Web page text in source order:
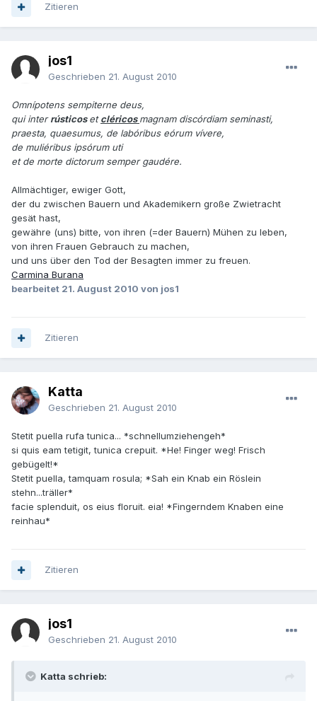
Zitieren
jos1
Geschrieben 21. August 2010
Omnípotens sempiterne deus,
qui interrústicosetcléricosmagnam discórdiam seminasti,
praesta, quaesumus, de labóribus eórum vívere,
de muliéribus ipsórum uti
et de morte dictorum semper gaudére.
Allmächtiger, ewiger Gott,
der du zwischen Bauern und Akademikern große Zwietracht
gesät hast,
gewähre (uns) bitte, von ihren (=der Bauern) Mühen zu leben,
von ihren Frauen Gebrauch zu machen,
und uns über den Tod der Besagten immer zu freuen.
Carmina Burana
bearbeitet 21. August 2010 von jos1
Zitieren
Katta
Geschrieben 21. August 2010
Stetit puella rufa tunica... *schnellumziehengeh*
si quis eam tetigit, tunica crepuit. *He! Finger weg! Frisch
gebügelt!*
Stetit puella, tamquam rosula; *Sah ein Knab ein Röslein
stehn...träller*
facie splenduit, os eius floruit. eia! *Fingerndem Knaben eine
reinhau*
Zitieren
jos1
Geschrieben 21. August 2010
Katta schrieb: